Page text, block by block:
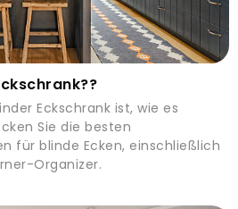
Eckschrank ist, wie es
Sie die besten
für blinde Ecken, einschließlich
Organizer.